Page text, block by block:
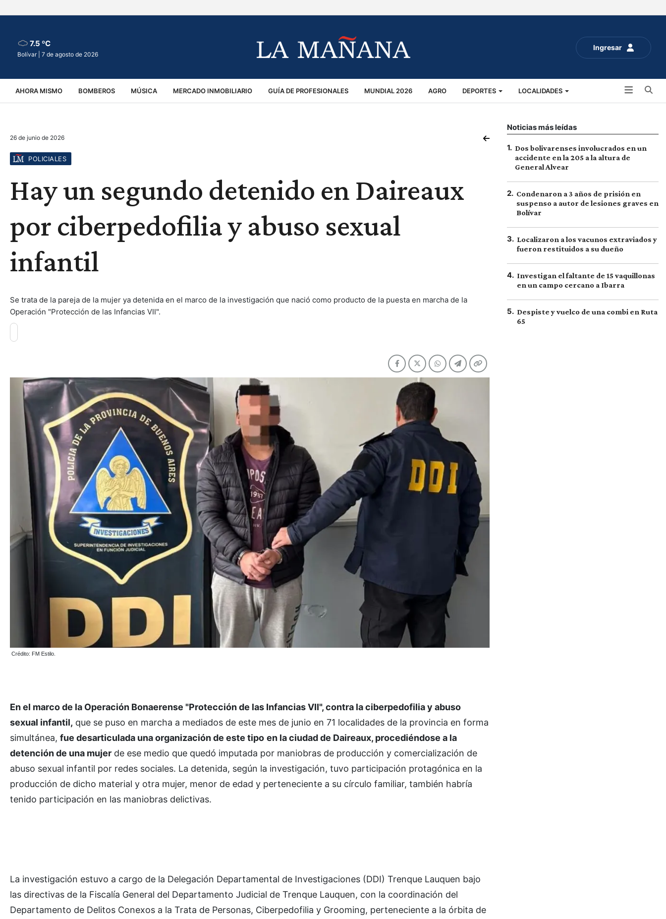
Ingresar
7.5 ºC
Bolívar | 7 de agosto de 2026
AHORA MISMO BOMBEROS MÚSICA MERCADO INMOBILIARIO GUÍA DE PROFESIONALES MUNDIAL 2026 AGRO DEPORTES LOCALIDADES
VIRALES ACCIDENTES
26 de junio de 2026
POLICIALES
Hay un segundo detenido en Daireaux
por ciberpedofilia y abuso sexual
infantil
Se trata de la pareja de la mujer ya detenida en el marco de la investigación que nació como producto de la puesta en marcha de la
Operación "Protección de las Infancias VII".
Crédito: FM Estilo.
En el marco de la Operación Bonaerense "Protección de las Infancias VII", contra la ciberpedofilia y abuso
sexual infantil, que se puso en marcha a mediados de este mes de junio en 71 localidades de la provincia en forma
simultánea, fue desarticulada una organización de este tipo en la ciudad de Daireaux, procediéndose a la
detención de una mujer de ese medio que quedó imputada por maniobras de producción y comercialización de
abuso sexual infantil por redes sociales. La detenida, según la investigación, tuvo participación protagónica en la
producción de dicho material y otra mujer, menor de edad y perteneciente a su círculo familiar, también habría
tenido participación en las maniobras delictivas.
La investigación estuvo a cargo de la Delegación Departamental de Investigaciones (DDI) Trenque Lauquen bajo
las directivas de la Fiscalía General del Departamento Judicial de Trenque Lauquen, con la coordinación del
Departamento de Delitos Conexos a la Trata de Personas, Ciberpedofilia y Grooming, perteneciente a la órbita de
Noticias más leídas
1. Dos bolivarenses involucrados en un
accidente en la 205 a la altura de
General Alvear
2. Condenaron a 3 años de prisión en
suspenso a autor de lesiones graves en
Bolívar
3. Localizaron a los vacunos extraviados y
fueron restituidos a su dueño
4. Investigan el faltante de 15 vaquillonas
en un campo cercano a Ibarra
5. Despiste y vuelco de una combi en Ruta
65